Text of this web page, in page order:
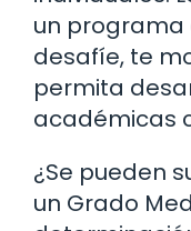
un programa
desafíe, te
permita
académicas
¿Se pueden
un Grado